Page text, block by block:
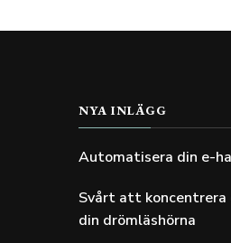
NYA INLÄGG
Automatisera din e-
Svårt att koncentrera
din drömläshörna